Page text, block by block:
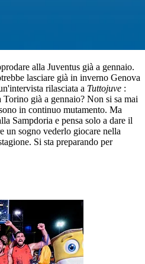
alla Juventus già a gennaio.
lasciare già in inverno Genova
rilasciata a Tuttojuve :
già a gennaio? Non si sa mai
in continuo mutamento. Ma
Sampdoria e pensa solo a dare il
un sogno vederlo giocare nella
Si sta preparando per